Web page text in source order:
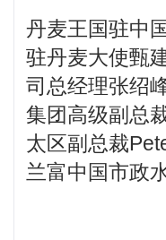
丹麦王国驻中
驻丹麦大使甄
司总经理张绍
集团高级副总
太区副总裁
兰富中国市政